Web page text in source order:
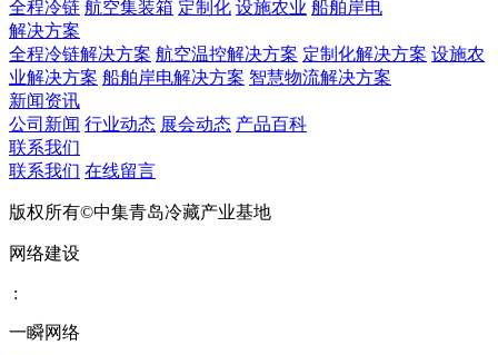
全程冷链 航空集装箱 定制化 设施农业 船舶岸电
解决方案
全程冷链解决方案 航空温控解决方案 定制化解决方案 设施农
业解决方案 船舶岸电解决方案 智慧物流解决方案
新闻资讯
公司新闻 行业动态 展会动态 产品百科
联系我们
联系我们 在线留言
版权所有©中集青岛冷藏产业基地
网络建设
:
一瞬网络